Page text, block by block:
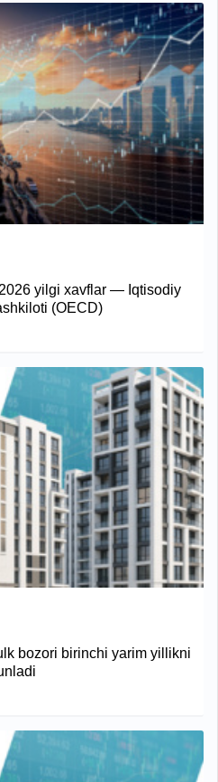
yilgi xavflar — Iqtisodiy
(OECD)
bozori birinchi yarim yillikni